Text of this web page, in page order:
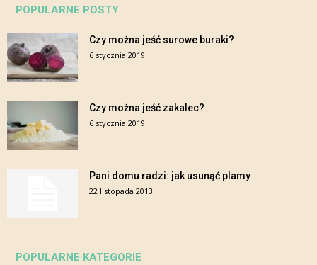
POPULARNE POSTY
Czy można jeść surowe buraki?
6 stycznia 2019
Czy można jeść zakalec?
6 stycznia 2019
Pani domu radzi: jak usunąć plamy
22 listopada 2013
POPULARNE KATEGORIE